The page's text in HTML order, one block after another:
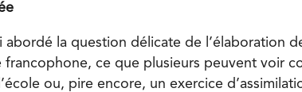
abordé la question délicate de l’élaboration
francophone, ce que plusieurs peuvent voir
ou, pire encore, un exercice